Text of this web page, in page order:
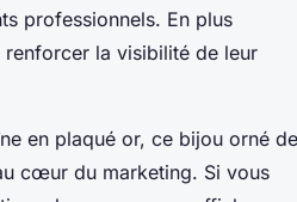
professionnels. En plus
renforcer la visibilité de leur
en plaqué or, ce bijou orné de
cœur du marketing. Si vous